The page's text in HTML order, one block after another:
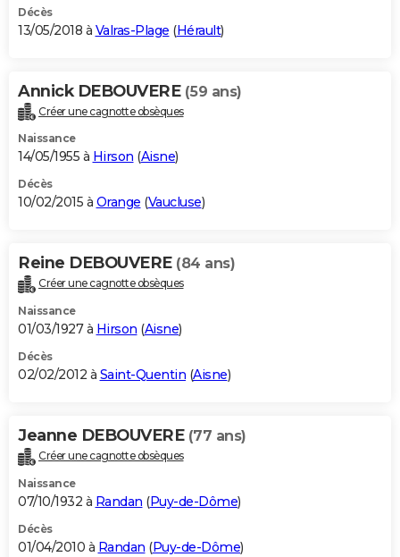
Décès
13/05/2018 à Valras-Plage (Hérault)
Annick DEBOUVERE (59 ans)
Créer une cagnotte obsèques
Naissance
14/05/1955 à Hirson (Aisne)
Décès
10/02/2015 à Orange (Vaucluse)
Reine DEBOUVERE (84 ans)
Créer une cagnotte obsèques
Naissance
01/03/1927 à Hirson (Aisne)
Décès
02/02/2012 à Saint-Quentin (Aisne)
Jeanne DEBOUVERE (77 ans)
Créer une cagnotte obsèques
Naissance
07/10/1932 à Randan (Puy-de-Dôme)
Décès
01/04/2010 à Randan (Puy-de-Dôme)